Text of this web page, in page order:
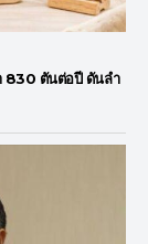
830 ตันต่อปี ดันลำ